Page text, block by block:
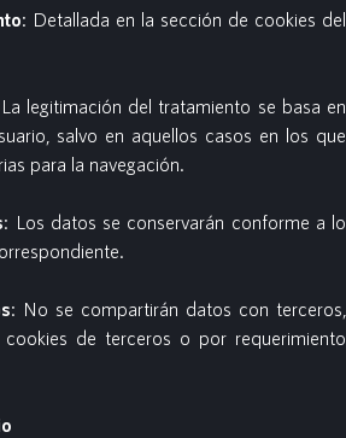
: Detallada en la sección de cookies del
legitimación del tratamiento se basa en
salvo en aquellos casos en los que
para la navegación.
: Los datos se conservarán conforme a lo
: No se compartirán datos con terceros,
de terceros o por requerimiento